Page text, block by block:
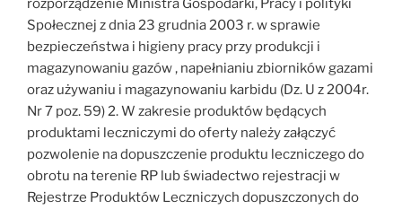
rozporządzenie Ministra Gospodarki, Pracy i polityki
Społecznej z dnia 23 grudnia 2003 r. w sprawie
bezpieczeństwa i higieny pracy przy produkcji i
magazynowaniu gazów , napełnianiu zbiorników gazami
oraz używaniu i magazynowaniu karbidu (Dz. U z 2004r.
Nr 7 poz. 59) 2. W zakresie produktów będących
produktami leczniczymi do oferty należy załączyć
pozwolenie na dopuszczenie produktu leczniczego do
obrotu na terenie RP lub świadectwo rejestracji w
Rejestrze Produktów Leczniczych dopuszczonych do